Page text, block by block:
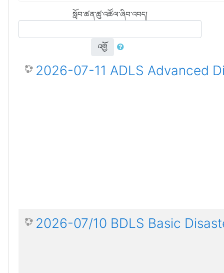
སློབ་ཚན་ཚུ་འཚོལ་ཞིབ་འབད།
འགྱོ
2026-07-11 ADLS Advanced
2026-07/10 BDLS Basic